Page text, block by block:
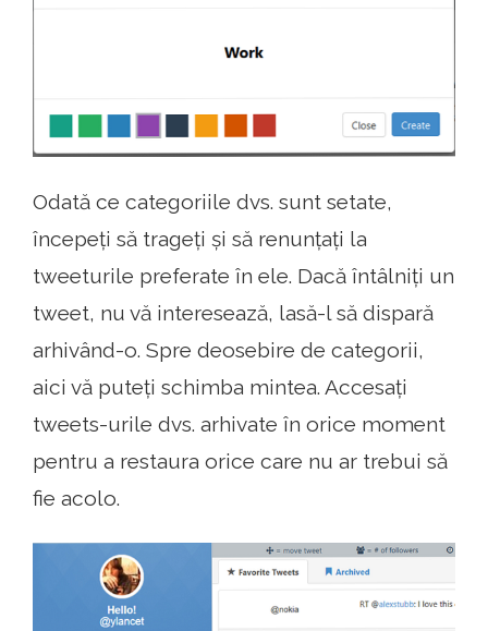
Odată ce categoriile dvs. sunt setate,
începeți să trageți și să renunțați la
tweeturile preferate în ele. Dacă întâlniți un
tweet, nu vă interesează, lasă-l să dispară
arhivând-o. Spre deosebire de categorii,
aici vă puteți schimba mintea. Accesați
tweets-urile dvs. arhivate în orice moment
pentru a restaura orice care nu ar trebui să
fie acolo.